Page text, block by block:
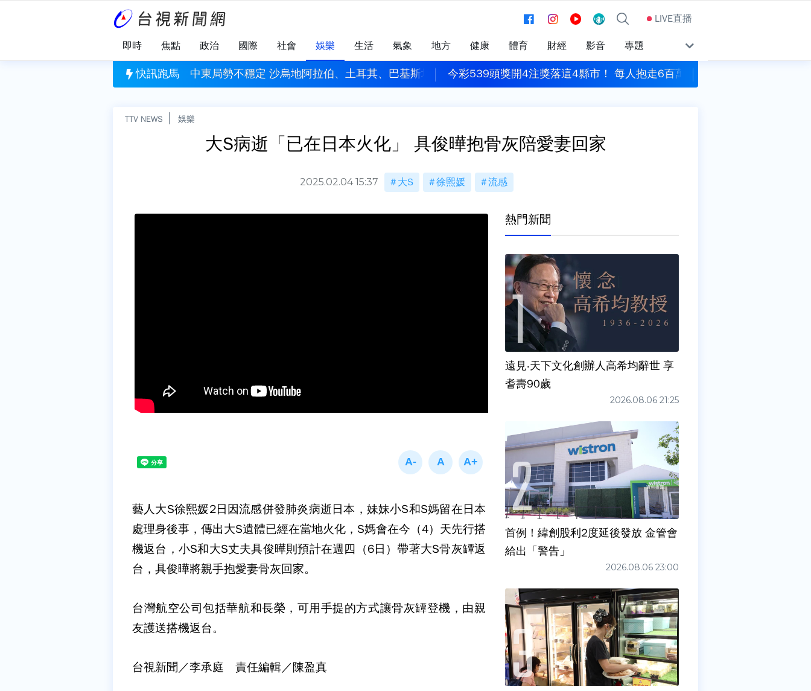
LIVE直播
即時 焦點 政治 國際 社會 娛樂 生活 氣象 地方 健康 體育 財經 影音 專題
快訊跑馬
沙烏地阿拉伯、土耳其、巴基斯坦簽署共同防禦條約今彩539頭獎開4注獎落這4縣市！ 每人抱走6百萬元 漢光模擬共軍襲擊 新竹基地演練幻象2000潛力掛裝、跑道搶修
TTV NEWS 娛樂
大S病逝「已在日本火化」 具俊曄抱骨灰陪愛妻回家
2025.02.04 15:37 大S 徐熙媛 流感
藝人大S徐熙媛2日因流感併發肺炎病逝日本，妹妹小S和S媽留在日本
處理身後事，傳出大S遺體已經在當地火化，S媽會在今（4）天先行搭
機返台，小S和大S丈夫具俊曄則預計在週四（6日）帶著大S骨灰罈返
台，具俊曄將親手抱愛妻骨灰回家。
台灣航空公司包括華航和長榮，可用手提的方式讓骨灰罈登機，由親
友護送搭機返台。
台視新聞／李承庭 責任編輯／陳盈真
熱門新聞
遠見‧天下文化創辦人高希均辭世 享
耆壽90歲
2026.08.06 21:25
首例！緯創股利2度延後發放 金管會
給出「警告」
2026.08.06 23:00